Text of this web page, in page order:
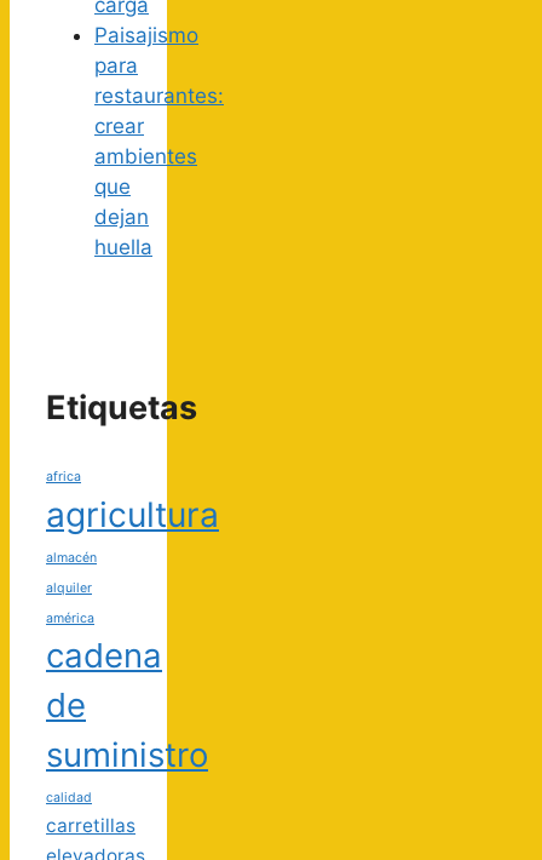
carga
Paisajismo
para
restaurantes:
crear
ambientes
que
dejan
huella
Etiquetas
africa
agricultura
almacén
alquiler
américa
cadena
de
suministro
calidad
carretillas